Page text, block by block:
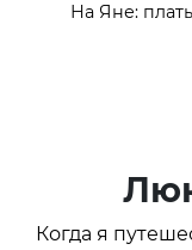
На Яне:
Когда я